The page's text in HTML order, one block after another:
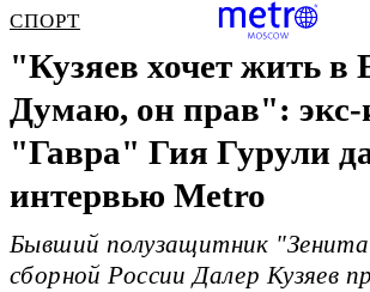
СПОРТ
"Кузяев хочет жить в
Думаю, он прав": экс-
"Гавра" Гия Гурули
интервью Metro
Бывший полузащитник
сборной России Далер Кузяев